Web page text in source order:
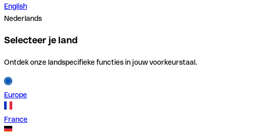
English
Nederlands
Selecteer je land
Ontdek onze landspecifieke functies in jouw voorkeurstaal.
Europe
France